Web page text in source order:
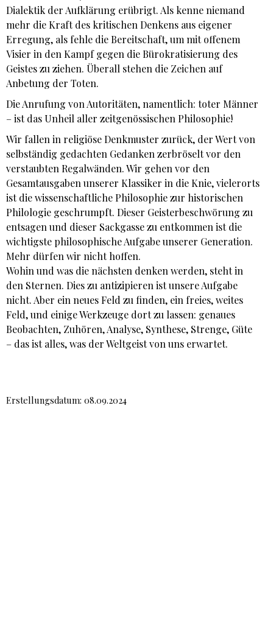
Dialektik der Aufklärung erübrigt. Als kenne niemand
mehr die Kraft des kritischen Denkens aus eigener
Erregung, als fehle die Bereitschaft, um mit offenem
Visier in den Kampf gegen die Bürokratisierung des
Geistes zu ziehen. Überall stehen die Zeichen auf
Anbetung der Toten.
Die Anrufung von Autoritäten, namentlich: toter Männer
– ist das Unheil aller zeitgenössischen Philosophie!
Wir fallen in religiöse Denkmuster zurück, der Wert von
selbständig gedachten Gedanken zerbröselt vor den
verstaubten Regalwänden. Wir gehen vor den
Gesamtausgaben unserer Klassiker in die Knie, vielerorts
ist die wissenschaftliche Philosophie zur historischen
Philologie geschrumpft. Dieser Geisterbeschwörung zu
entsagen und dieser Sackgasse zu entkommen ist die
wichtigste philosophische Aufgabe unserer Generation.
Mehr dürfen wir nicht hoffen.
Wohin und was die nächsten denken werden, steht in
den Sternen. Dies zu antizipieren ist unsere Aufgabe
nicht. Aber ein neues Feld zu finden, ein freies, weites
Feld, und einige Werkzeuge dort zu lassen: genaues
Beobachten, Zuhören, Analyse, Synthese, Strenge, Güte
– das ist alles, was der Weltgeist von uns erwartet.
Erstellungsdatum: 08.09.2024